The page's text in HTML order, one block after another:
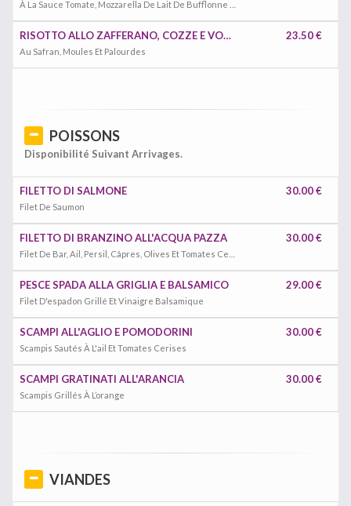
RISOTTO ALLO ZAFFERANO, COZZE E VONGOLE
Au Safran, Moules Et Palourdes
23.50 €
POISSONS
Disponibilité Suivant Arrivages.
FILETTO DI SALMONE
Filet De Saumon
30.00 €
FILETTO DI BRANZINO ALL'ACQUA PAZZA 30.00 €
PESCE SPADA ALLA GRIGLIA E BALSAMICO
Filet D'espadon Grillé Et Vinaigre Balsamique
29.00 €
SCAMPI ALL'AGLIO E POMODORINI
Scampis Sautés À L'ail Et Tomates Cerises
30.00 €
SCAMPI GRATINATI ALL'ARANCIA
Scampis Grillés À L’orange
30.00 €
VIANDES